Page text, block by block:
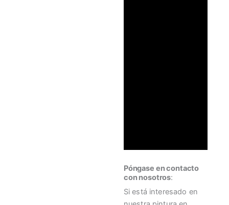
Póngase en contacto
con nosotros:
Si está interesado en